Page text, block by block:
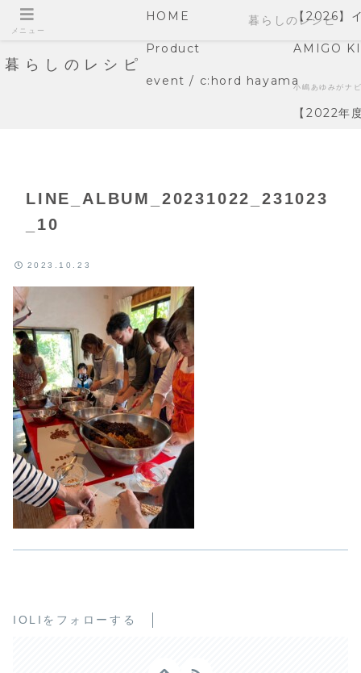
暮らしのレシピ
HOME 【2026】
Product AMIGO
event / c:hord hayama小嶋あゆみがナ
【2022年
LINE_ALBUM_20231022_231023
_10
2023.10.23
IOLIをフォローする
メニュー
暮らしのレシピ